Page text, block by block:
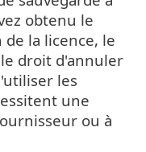
obtenu le
la licence, le
droit d'annuler
les
une
ou à